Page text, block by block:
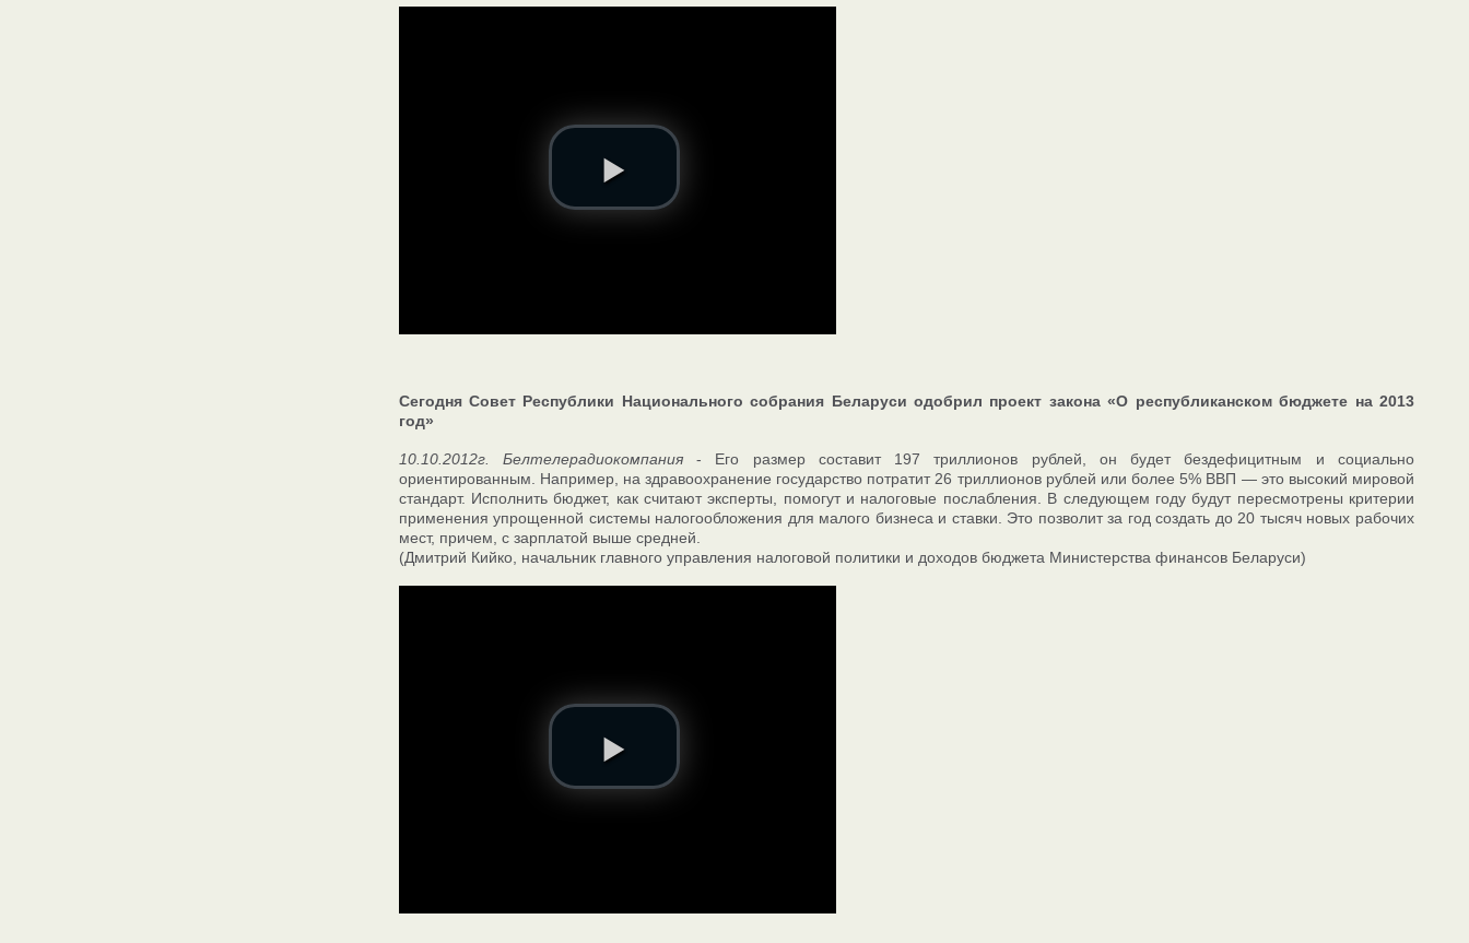
Сегодня Совет Республики Национального cобрания Беларуси одобрил проект закона «О республиканском бюджете на 2013
год»
10.10.2012г. Белтелерадиокомпания- Его размер составит 197 триллионов рублей, он будет бездефицитным и социально
ориентированным. Например, на здравоохранение государство потратит 26 триллионов рублей или более 5% ВВП — это высокий мировой
стандарт. Исполнить бюджет, как считают эксперты, помогут и налоговые послабления. В следующем году будут пересмотрены критерии
применения упрощенной системы налогообложения для малого бизнеса и ставки. Это позволит за год создать до 20 тысяч новых рабочих
мест, причем, с зарплатой выше средней.
(Дмитрий Кийко, начальник главного управления налоговой политики и доходов бюджета Министерства финансов Беларуси)